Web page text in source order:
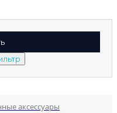
аксессуары